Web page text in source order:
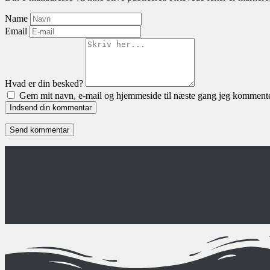
Name
Email
Hvad er din besked?
Gem mit navn, e-mail og hjemmeside til næste gang jeg
Indsend din kommentar